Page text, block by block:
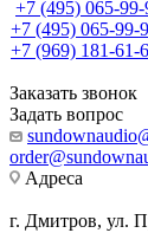
+7 (495) 065-99-
+7 (495) 065-99-
+7 (969) 181-61-
Заказать звонок
Задать вопрос
Адреса
г. Дмитров, ул.